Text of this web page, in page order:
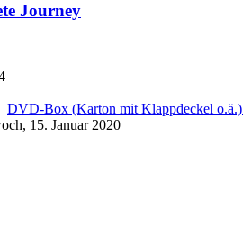
Journey
DVD-Box (Karton mit Klappdeckel o.ä.)
15. Januar 2020